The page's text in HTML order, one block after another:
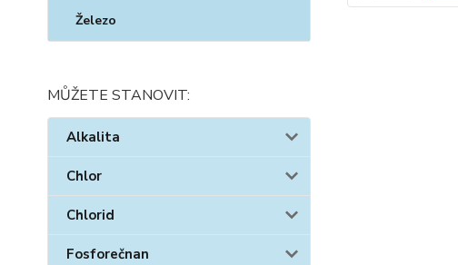
Železo
MŮŽETE STANOVIT:
Alkalita
Chlor
Chlorid
Fosforečnan